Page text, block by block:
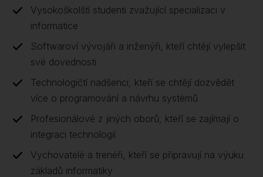
Vysokoškolští studenti zvažující specializaci v
informatice
Softwaroví vývojáři a inženýři, kteří chtějí vylepšit
své dovednosti
Technologičtí nadšenci, kteří se chtějí dozvědět
více o programování a návrhu systémů
Profesionálové z jiných oborů, kteří se zajímají o
integraci technologií
Vychovatelé a trenéři, kteří se připravují na výuku
základů informatiky